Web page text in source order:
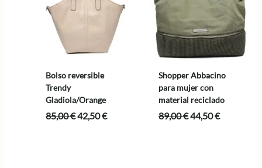
Bolso reversible
Trendy
Gladiola/Orange
85,00€El
42,50€El
Shopper Abbacino
para mujer con
material reciclado
89,00€El
44,50€El